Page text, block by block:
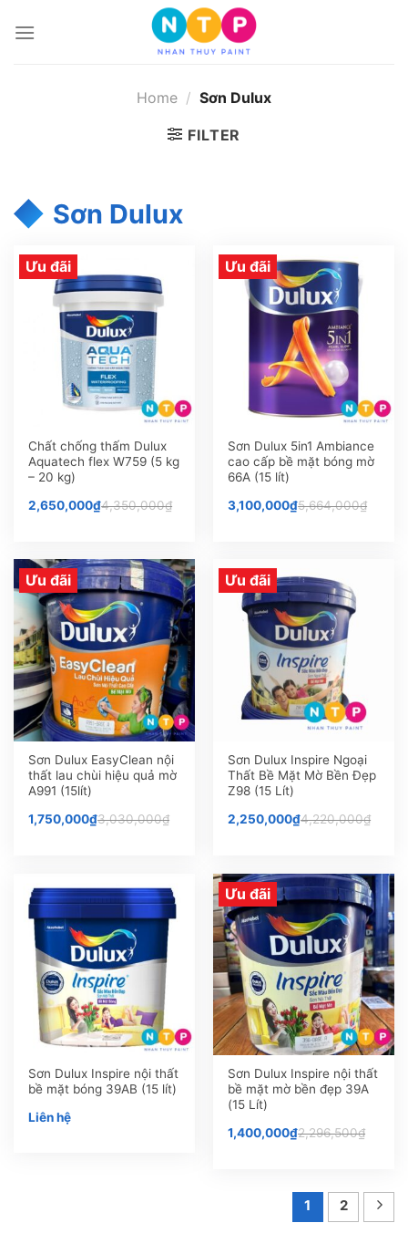
Home / Sơn Dulux
FILTER
Sơn Dulux
Ưu đãi
Chất chống thấm Dulux
Aquatech flex W759 (5 kg
– 20 kg)
2,650,000₫4,350,000₫
Ưu đãi
Sơn Dulux 5in1 Ambiance
cao cấp bề mặt bóng mờ
66A (15 lít)
3,100,000₫5,664,000₫
Ưu đãi
Sơn Dulux EasyClean nội
thất lau chùi hiệu quả mờ
A991 (15lít)
1,750,000₫3,030,000₫
Ưu đãi
Sơn Dulux Inspire Ngoại
Thất Bề Mặt Mờ Bền Đẹp
Z98 (15 Lít)
2,250,000₫4,220,000₫
Sơn Dulux Inspire nội thất
bề mặt bóng 39AB (15 lít)
Liên hệ
Ưu đãi
Sơn Dulux Inspire nội thất
bề mặt mờ bền đẹp 39A
(15 Lít)
1,400,000₫2,296,500₫
1 2